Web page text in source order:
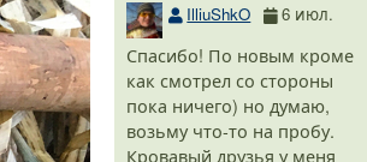
IlliuShkO 6 июл.
Спасибо! По новым кроме
как смотрел со стороны
пока ничего) но думаю,
возьму что-то на пробу.
Кровавый друзья у меня